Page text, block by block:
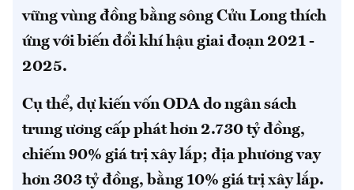
vững vùng đồng bằng sông Cửu Long thích
ứng với biến đổi khí hậu giai đoạn 2021 -
2025.
Cụ thể, dự kiến vốn ODA do ngân sách
trung ương cấp phát hơn 2.730 tỷ đồng,
chiếm 90% giá trị xây lắp; địa phương vay
hơn 303 tỷ đồng, bằng 10% giá trị xây lắp.